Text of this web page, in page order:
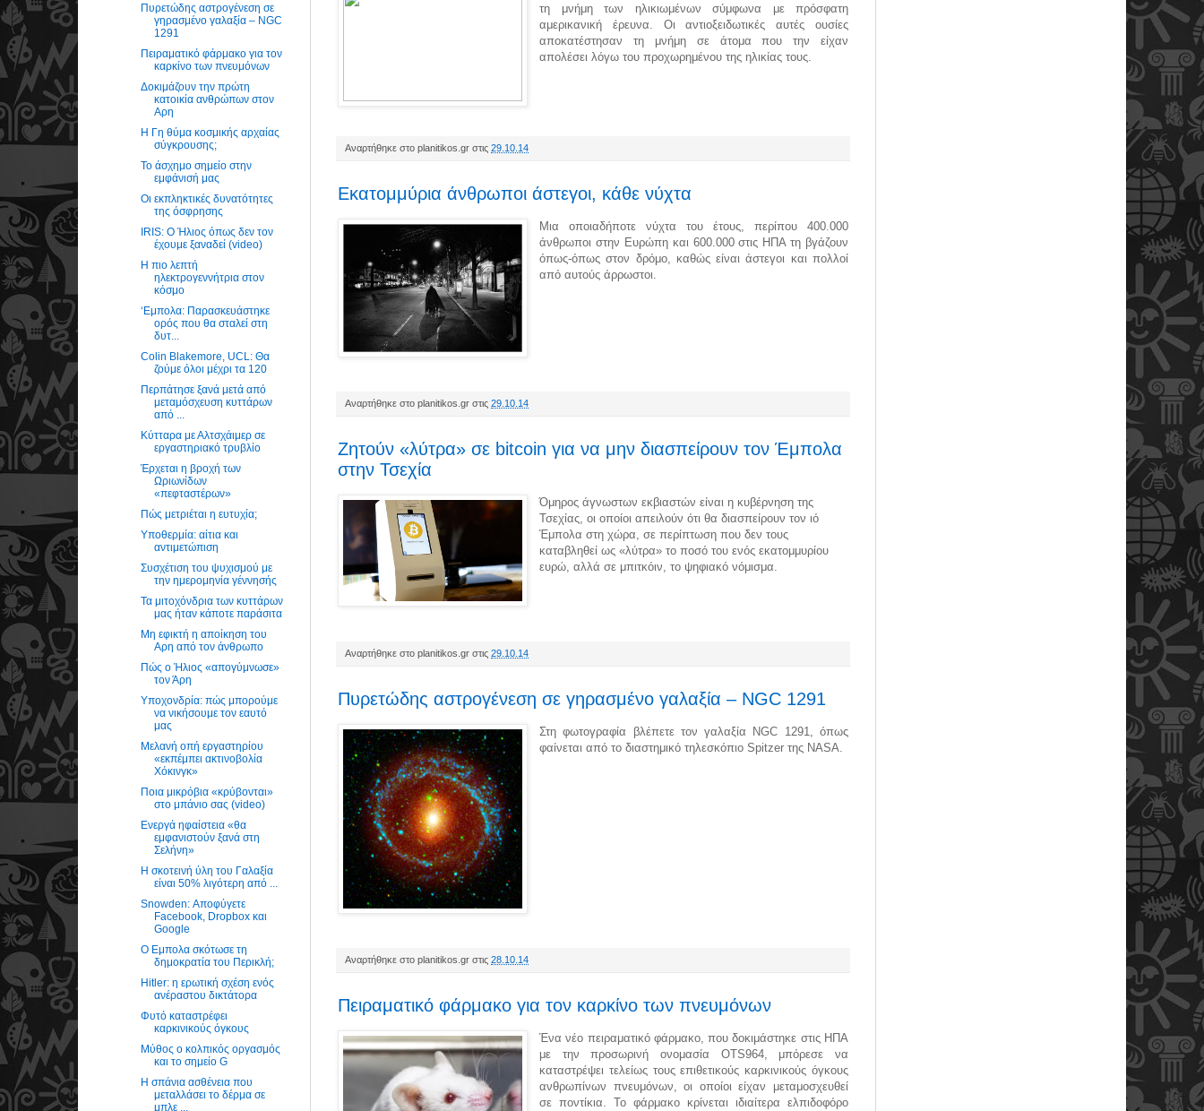
τη μνήμη των ηλικιωμένων σύμφωνα με πρόσφατη
αμερικανική έρευνα. Οι αντιοξειδωτικές αυτές ουσίες
αποκατέστησαν τη μνήμη σε άτομα που την είχαν
απολέσει λόγω του προχωρημένου της ηλικίας τους.
Αναρτήθηκε στο planitikos.gr στις 29.10.14
Εκατομμύρια άνθρωποι άστεγοι, κάθε νύχτα
Μια οποιαδήποτε νύχτα του έτους, περίπου 400.000
άνθρωποι στην Ευρώπη και 600.000 στις ΗΠΑ τη βγάζουν
όπως-όπως στον δρόμο, καθώς είναι άστεγοι και πολλοί
από αυτούς άρρωστοι.
Αναρτήθηκε στο planitikos.gr στις 29.10.14
Ζητούν «λύτρα» σε bitcoin για να μην διασπείρουν τον Έμπολα
στην Τσεχία
Όμηρος άγνωστων εκβιαστών είναι η κυβέρνηση της
Τσεχίας, οι οποίοι απειλούν ότι θα διασπείρουν τον ιό
Έμπολα στη χώρα, σε περίπτωση που δεν τους
καταβληθεί ως «λύτρα» το ποσό του ενός εκατομμυρίου
ευρώ, αλλά σε μπιτκόιν, το ψηφιακό νόμισμα.
Αναρτήθηκε στο planitikos.gr στις 29.10.14
Πυρετώδης αστρογένεση σε γηρασμένο γαλαξία – NGC 1291
Στη φωτογραφία βλέπετε τον γαλαξία NGC 1291, όπως
φαίνεται από το διαστημικό τηλεσκόπιο Spitzer της NASA.
Αναρτήθηκε στο planitikos.gr στις 28.10.14
Πειραματικό φάρμακο για τον καρκίνο των πνευμόνων
Ένα νέο πειραματικό φάρμακο, που δοκιμάστηκε στις ΗΠΑ
με την προσωρινή ονομασία OTS964, μπόρεσε να
καταστρέψει τελείως τους επιθετικούς καρκινικούς όγκους
ανθρωπίνων πνευμόνων, οι οποίοι είχαν μεταμοσχευθεί
σε ποντίκια.Το φάρμακο κρίνεται ιδιαίτερα ελπιδοφόρο
Πυρετώδης αστρογένεση σε
γηρασμένο γαλαξία – NGC
1291
Πειραματικό φάρμακο για τον
καρκίνο των πνευμόνων
Δοκιμάζουν την πρώτη
κατοικία ανθρώπων στον
Αρη
Η Γη θύμα κοσμικής αρχαίας
σύγκρουσης;
Το άσχημο σημείο στην
εμφάνισή μας
Οι εκπληκτικές δυνατότητες
της όσφρησης
IRIS: Ο Ήλιος όπως δεν τον
έχουμε ξαναδεί (video)
Η πιο λεπτή
ηλεκτρογεννήτρια στον
κόσμο
‘Eμπολα: Παρασκευάστηκε
ορός που θα σταλεί στη
δυτ...
Colin Blakemore, UCL: Θα
ζούμε όλοι μέχρι τα 120
Περπάτησε ξανά μετά από
μεταμόσχευση κυττάρων
από ...
Κύτταρα με Αλτσχάιμερ σε
εργαστηριακό τρυβλίο
Έρχεται η βροχή των
Ωριωνίδων
«πεφταστέρων»
Πώς μετριέται η ευτυχία;
Υποθερμία: αίτια και
αντιμετώπιση
Συσχέτιση του ψυχισμού με
την ημερομηνία γέννησής
Τα μιτοχόνδρια των κυττάρων
μας ήταν κάποτε παράσιτα
Μη εφικτή η αποίκηση του
Αρη από τον άνθρωπο
Πώς ο Ήλιος «απογύμνωσε»
τον Άρη
Υποχονδρία: πώς μπορούμε
να νικήσουμε τον εαυτό
μας
Μελανή οπή εργαστηρίου
«εκπέμπει ακτινοβολία
Χόκινγκ»
Ποια μικρόβια «κρύβονται»
στο μπάνιο σας (video)
Ενεργά ηφαίστεια «θα
εμφανιστούν ξανά στη
Σελήνη»
Η σκοτεινή ύλη του Γαλαξία
είναι 50% λιγότερη από ...
Snowden: Αποφύγετε
Facebook, Dropbox και
Google
Ο Εμπολα σκότωσε τη
δημοκρατία του Περικλή;
Hitler: η ερωτική σχέση ενός
ανέραστου δικτάτορα
Φυτό καταστρέφει
καρκινικούς όγκους
Μύθος ο κολπικός οργασμός
και το σημείο G
H σπάνια ασθένεια που
μεταλλάσει το δέρμα σε
μπλε ...